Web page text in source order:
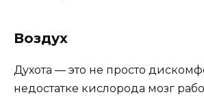
Воздух
Духота — это не просто
недостатке кислорода мозг